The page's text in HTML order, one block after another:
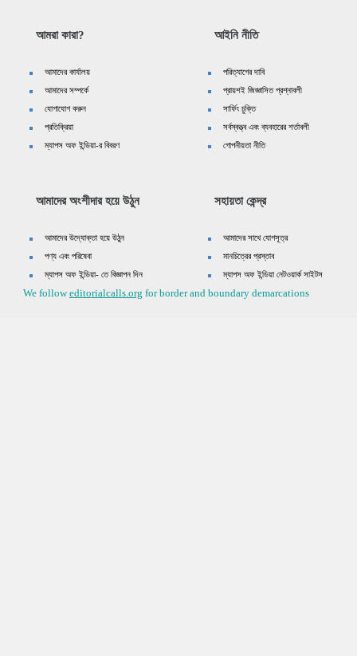
আমরা কারা?
আমাদের কার্যালয়
আমাদের সম্পর্কে
যোগাযোগ করুন
প্রতিক্রিয়া
ম্যাপস অফ ইন্ডিয়া-র বিবরণ
আইনি নীতি
পরিত্যাগের দাবি
প্রায়শই জিজ্ঞাসিত প্রশ্নাবলী
সার্ফিং চুক্তি
সর্বস্বত্ত্ব এবং ব্যবহারের শর্তাবলী
গোপনীয়তা নীতি
আমাদের অংশীদার হয়ে উঠুন
আমাদের উদ্যোক্তা হয়ে উঠুন
পণ্য এবং পরিষেবা
ম্যাপস অফ ইন্ডিয়া- তে বিজ্ঞাপন দিন
সহায়তা কেন্দ্র
আমাদের সাথে যোগসূত্র
মানচিত্রের প্রস্তাব
ম্যাপস অফ ইন্ডিয়া নেটওয়ার্ক সাইটস
We followeditorialcalls.org for border and boundary demarcations